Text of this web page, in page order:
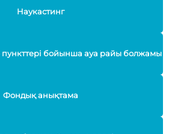
Наукастинг
пункттері бойынша ауа райы болжамы
Фондық анықтама